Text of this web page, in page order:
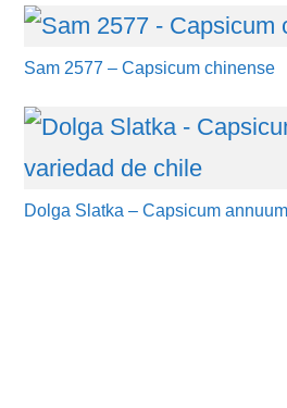
Sam 2577 – Capsicum chinense
Dolga Slatka – Capsicum